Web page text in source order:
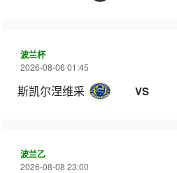
波兰杯
2026-08-06 01:45
斯凯尔涅维采 VS
波兰乙
2026-08-08 23:00